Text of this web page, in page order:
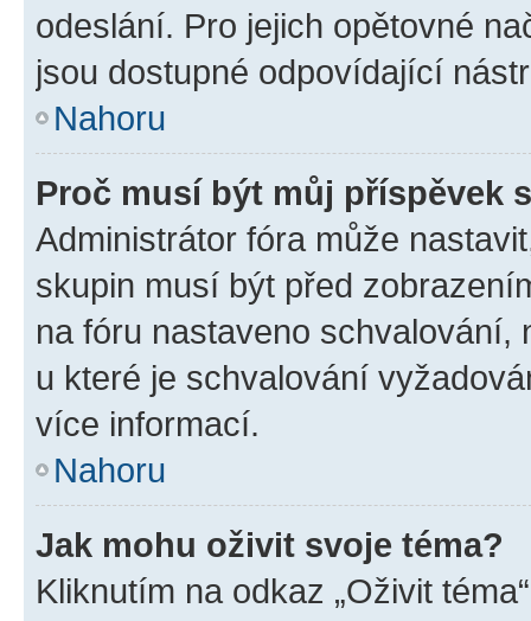
odeslání. Pro jejich opětovné
jsou dostupné odpovídající
Nahoru
Proč musí být můj příspěvek
Administrátor fóra může
skupin musí být před
na fóru nastaveno schvalování,
u které je schvalování
více informací.
Nahoru
Jak mohu oživit svoje téma?
Kliknutím na odkaz „Oživit